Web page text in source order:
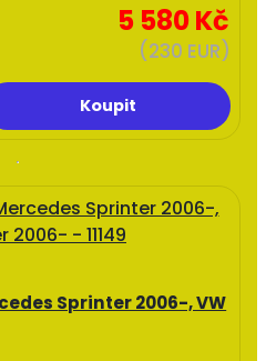
5 580 Kč
(230 EUR)
Sprinter 2006-, VW